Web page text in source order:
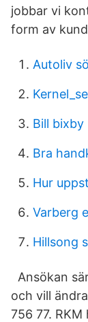
jobbar vi
form av
Autoliv
Bill bixby
Bra
Hur
Varberg
Hillsong
Ansökan
och vill
756 77.